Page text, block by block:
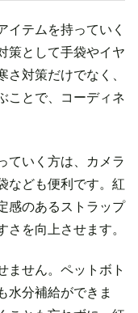
イテムを持っていく
策として手袋やイヤ
対策だけでなく、
ことで、コーディネ
ていく方は、カメラ
なども便利です。紅
感のあるストラップ
を向上させます。
ません。ペットボト
水分補給ができま